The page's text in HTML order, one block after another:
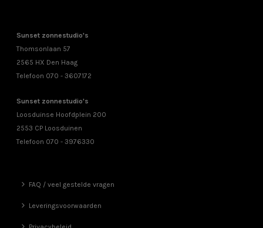
Sunset zonnestudio's
Thomsonlaan 57
2565 HX Den Haag
Telefoon 070 - 3607172
Sunset zonnestudio's
Loosduinse Hoofdplein 200
2553 CP Loosduinen
Telefoon 070 - 3976330
FAQ / veel gestelde vragen
Leveringsvoorwaarden